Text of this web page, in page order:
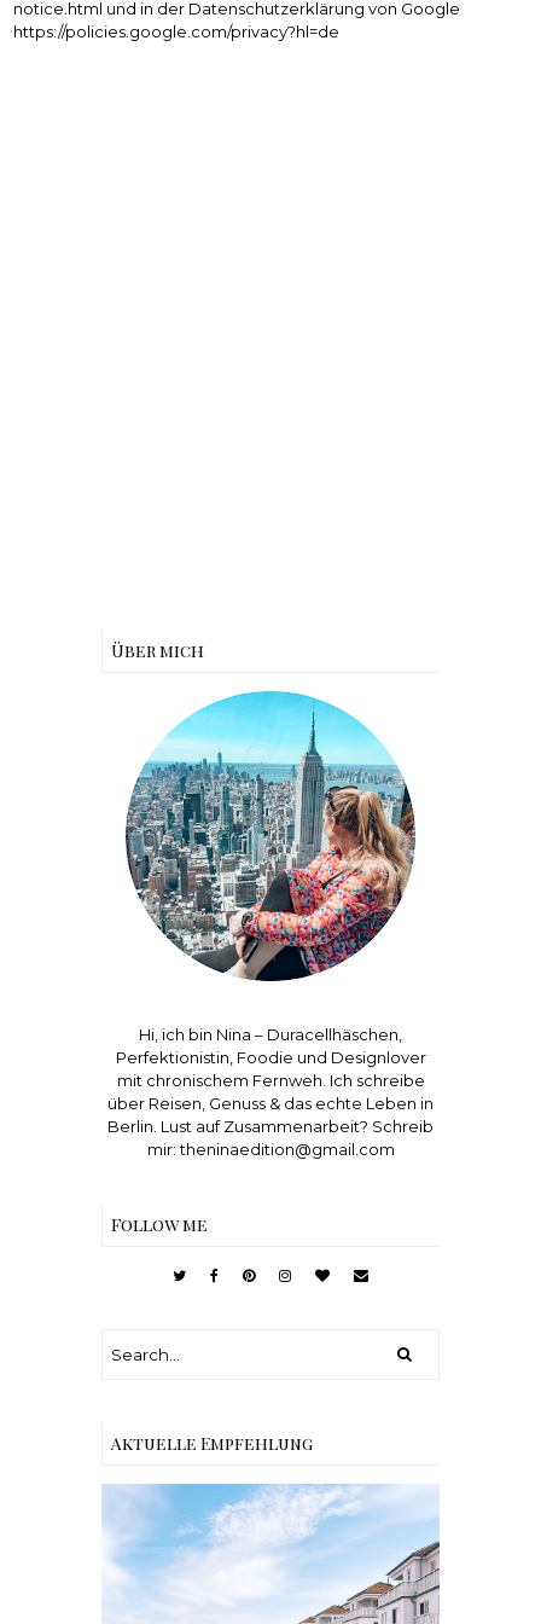
notice.html und in der Datenschutzerklärung von Google
https://policies.google.com/privacy?hl=de
Über mich
Hi, ich bin Nina – Duracellhäschen,
Perfektionistin, Foodie und Designlover
mit chronischem Fernweh. Ich schreibe
über Reisen, Genuss & das echte Leben in
Berlin. Lust auf Zusammenarbeit? Schreib
mir: theninaedition@gmail.com
Follow me
Aktuelle Empfehlung
Reisen - Schleiregion